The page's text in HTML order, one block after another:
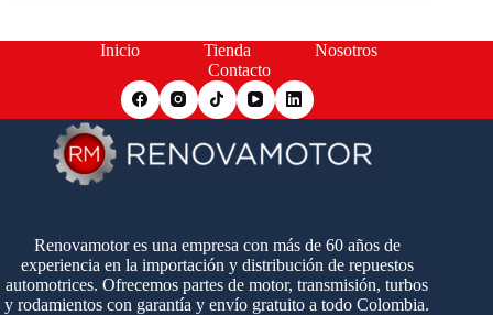
Inicio Tienda
Nosotros
Contacto
Renovamotor es una empresa con más de 60 años de
experiencia en la importación y distribución de repuestos
automotrices. Ofrecemos partes de motor, transmisión, turbos
y rodamientos con garantía y envío gratuito a todo Colombia.